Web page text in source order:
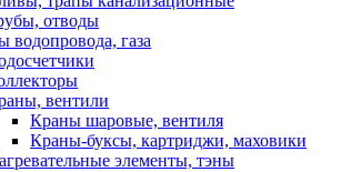
отводы
водопровода, газа
вентили
Краны шаровые, вентиля
Краны-буксы, картриджи, маховики
элементы, тэны